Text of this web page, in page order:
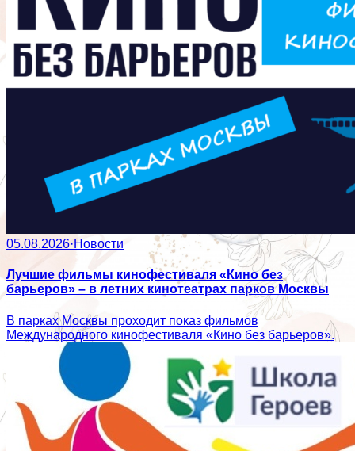
05.08.2026·Новости
Лучшие фильмы кинофестиваля «Кино без
барьеров» – в летних кинотеатрах парков Москвы
В парках Москвы проходит показ фильмов
Международного кинофестиваля «Кино без барьеров».